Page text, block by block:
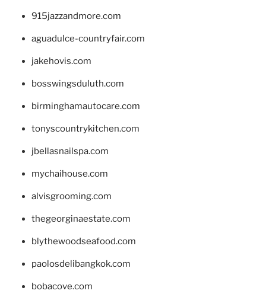
915jazzandmore.com
aguadulce-countryfair.com
jakehovis.com
bosswingsduluth.com
birminghamautocare.com
tonyscountrykitchen.com
jbellasnailspa.com
mychaihouse.com
alvisgrooming.com
thegeorginaestate.com
blythewoodseafood.com
paolosdelibangkok.com
bobacove.com